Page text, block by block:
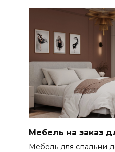
Мебель на заказ
Мебель для спальни